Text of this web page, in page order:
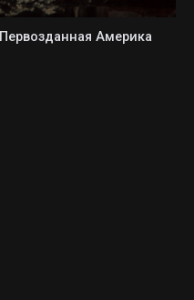
Первозданная Америка